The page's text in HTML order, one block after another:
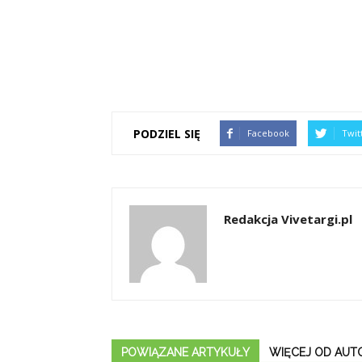
PODZIEL SIĘ Facebook
Redakcja Vivetargi.pl
POWIĄZANE ARTYKUŁY WIĘCEJ OD